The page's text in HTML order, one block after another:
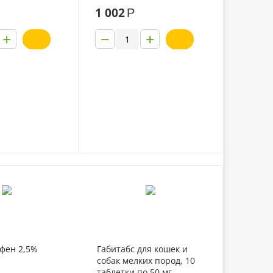
+
1 002Р
+
−
2,5%
Габитабс для кошек и
собак мелких пород, 10